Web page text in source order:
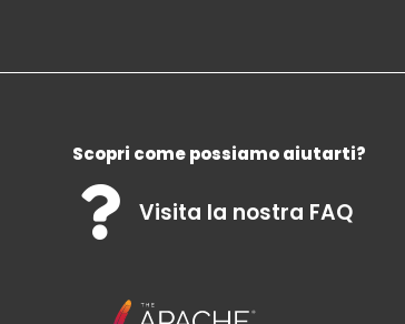
Scopri come possiamo aiutarti?
Visita la nostra FAQ